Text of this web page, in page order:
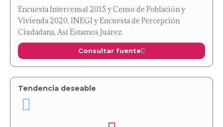
Encuesta Intercensal 2015 y Censo de Población y
Vivienda 2020, INEGI y Encuesta de Percepción
Ciudadana, Así Estamos Juárez.
Consultar fuente
Tendencia deseable